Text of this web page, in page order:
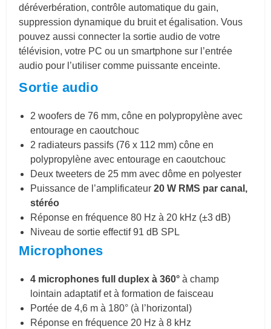
déréverbération, contrôle automatique du gain,
suppression dynamique du bruit et égalisation. Vous
pouvez aussi connecter la sortie audio de votre
télévision, votre PC ou un smartphone sur l’entrée
audio pour l’utiliser comme puissante enceinte.
Sortie audio
2 woofers de 76 mm, cône en polypropylène avec
entourage en caoutchouc
2 radiateurs passifs (76 x 112 mm) cône en
polypropylène avec entourage en caoutchouc
Deux tweeters de 25 mm avec dôme en polyester
Puissance de l’amplificateur20 W RMS par canal,
stéréo
Réponse en fréquence 80 Hz à 20 kHz (±3 dB)
Niveau de sortie effectif 91 dB SPL
Microphones
4 microphones full duplex à 360° à champ
lointain adaptatif et à formation de faisceau
Portée de 4,6 m à 180° (à l’horizontal)
Réponse en fréquence 20 Hz à 8 kHz